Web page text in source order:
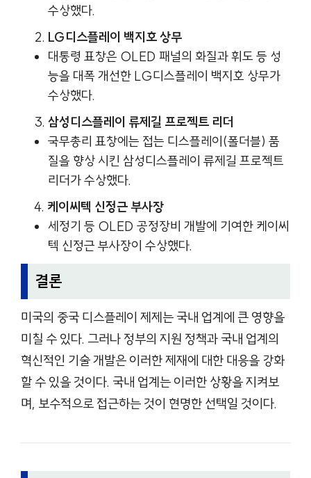
수상했다.
LG디스플레이 백지호 상무
대통령 표창은 OLED 패널의 화질과 휘도 등 성
능을 대폭 개선한 LG디스플레이 백지호 상무가
수상했다.
삼성디스플레이 류제길 프로젝트 리더
국무총리 표창에는 접는 디스플레이(폴더블) 품
질을 향상 시킨 삼성디스플레이 류제길 프로젝트
리더가 수상했다.
케이씨텍 신정근 부사장
세정기 등 OLED 공정장비 개발에 기여한 케이씨
텍 신정근 부사장이 수상했다.
결론
미국의 중국 디스플레이 제제는 국내 업계에 큰 영향을
미칠 수 있다. 그러나 정부의 지원 정책과 국내 업계의
혁신적인 기술 개발은 이러한 제재에 대한 대응을 강화
할 수 있을 것이다. 국내 업계는 이러한 상황을 지켜보
며, 보수적으로 접근하는 것이 현명한 선택일 것이다.